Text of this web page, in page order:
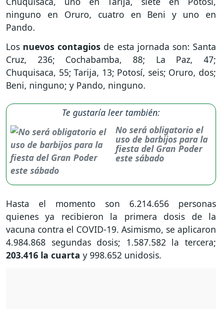
ninguno en Oruro, cuatro en Beni y uno en
Pando.
Los nuevos contagios de esta jornada son: Santa
Cruz, 236; Cochabamba, 88; La Paz, 47;
Chuquisaca, 55; Tarija, 13; Potosí, seis; Oruro, dos;
Beni, ninguno; y Pando, ninguno.
Te gustaría leer también:
No será obligatorio el
uso de barbijos para la
fiesta del Gran Poder
este sábado
Hasta el momento son 6.214.656 personas
quienes ya recibieron la primera dosis de la
vacuna contra el COVID-19. Asimismo, se aplicaron
4.984.868 segundas dosis; 1.587.582 la tercera;
203.416 la cuarta y 998.652 unidosis.